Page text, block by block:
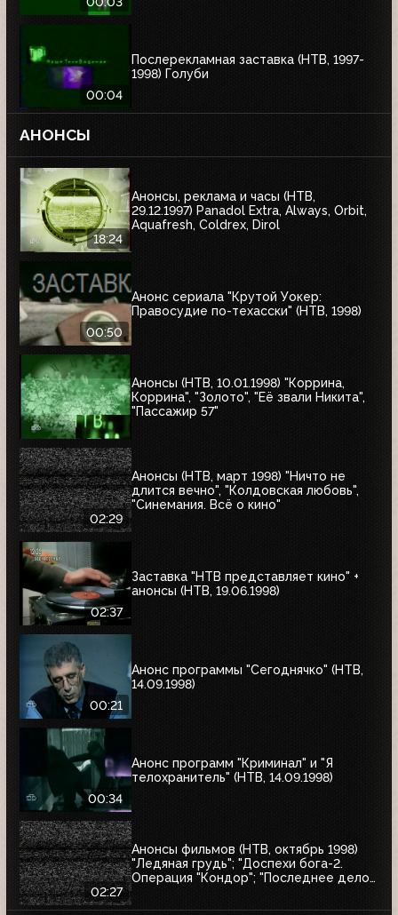
00:04
Послерекламная заставка (НТВ, 1997-
1998) Голуби
АНОНСЫ
18:24
Анонсы, реклама и часы (НТВ,
29.12.1997) Panadol Extra, Always, Orbit,
Aquafresh, Coldrex, Dirol
00:50
Анонс сериала "Крутой Уокер:
Правосудие по-техасски" (НТВ, 1998)
Анонсы (НТВ, 10.01.1998) "Коррина,
Коррина", "Золото", "Её звали Никита",
"Пассажир 57"
02:29
Анонсы (НТВ, март 1998) "Ничто не
длится вечно", "Колдовская любовь",
"Синемания. Всё о кино"
02:37
Заставка "НТВ представляет кино" +
анонсы (НТВ, 19.06.1998)
00:21
Анонс программы "Сегоднячко" (НТВ,
14.09.1998)
00:34
Анонс программ "Криминал" и "Я
телохранитель" (НТВ, 14.09.1998)
02:27
Анонсы фильмов (НТВ, октябрь 1998)
"Ледяная грудь"; "Доспехи бога-2.
Операция "Кондор"; "Последнее дело